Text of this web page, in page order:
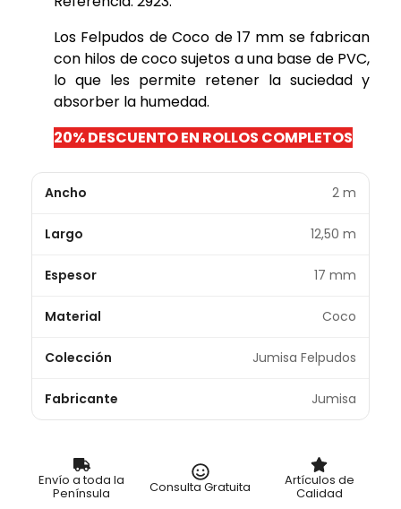
Los Felpudos de Coco de 17 mm se fabrican
con hilos de coco sujetos a una base de PVC,
lo que les permite retener la suciedad y
absorber la humedad.
20% DESCUENTO EN ROLLOS COMPLETOS
Ancho 2 m
Largo 12,50 m
Espesor 17 mm
Material Coco
Colección Jumisa Felpudos
Fabricante Jumisa
Envío a toda la
Península Consulta Gratuita Artículos de
Calidad